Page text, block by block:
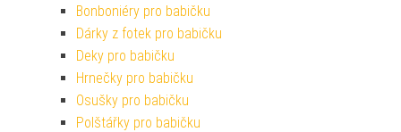
Bonboniéry pro babičku
Dárky z fotek pro babičku
Deky pro babičku
Hrnečky pro babičku
Osušky pro babičku
Polštářky pro babičku